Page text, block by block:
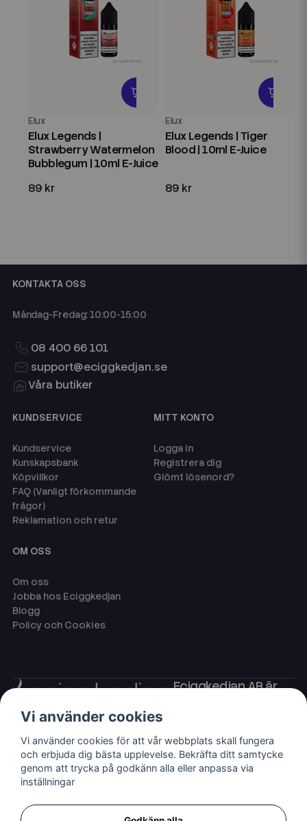
Elux
Elux Legends |
Strawberry Watermelon
Bubblegum | 10ml E-Juice
89 kr
Elux
Elux Legends | Tiger
Blood | 10ml E-Juice
89 kr
KONTAKTA OSS
Måndag-Fredag: 10:00-15:00
08 400 66 101
support@eciggkedjan.se
Våra butiker
KUNDSERVICE
Kundservice
Kunskapsbank
Köpvillkor
FAQ (Vanligt förkommande
frågor)
Reklamation och retur
MITT KONTO
Logga in
Registrera dig
Glömt lösenord?
OM OSS
Om oss
Jobba hos Eciggkedjan
Blogg
Policy och Cookies
Eciggkedjan AB är
som engångsvape,
eller så kallade
disposables,
Vi använder cookies
Vi använder cookies för att vår webbplats skall fungera
och erbjuda dig bästa upplevelse. Bekräfta ditt samtycke
genom att trycka på godkänn alla eller anpassa via
inställningar